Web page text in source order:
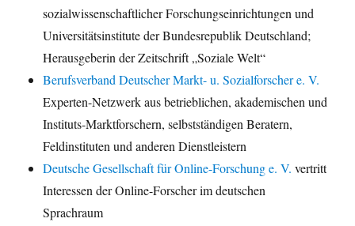
sozialwissenschaftlicher Forschungseinrichtungen und
Universitätsinstitute der Bundesrepublik Deutschland;
Herausgeberin der Zeitschrift „Soziale Welt“
Berufsverband Deutscher Markt- u. Sozialforscher e. V.
Experten-Netzwerk aus betrieblichen, akademischen und
Instituts-Marktforschern, selbstständigen Beratern,
Feldinstituten und anderen Dienstleistern
Deutsche Gesellschaft für Online-Forschung e. V. vertritt
Interessen der Online-Forscher im deutschen
Sprachraum